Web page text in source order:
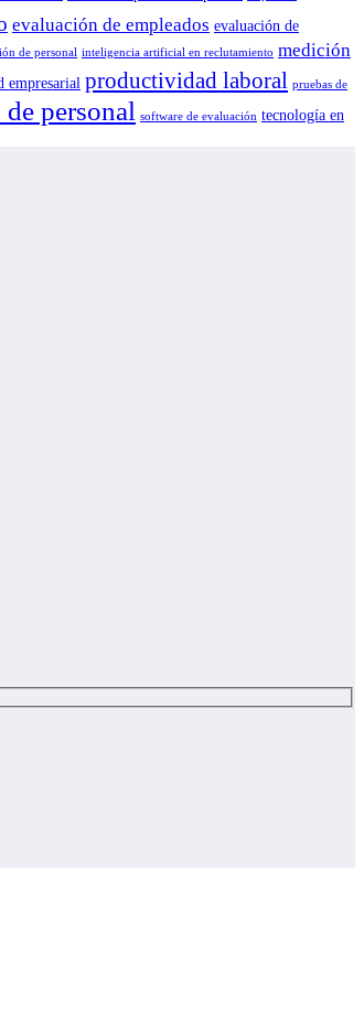
evaluación de empleados evaluación de
de personal inteligencia artificial en reclutamiento medición
empresarial productividad laboral pruebas de
personal software de evaluación tecnología en